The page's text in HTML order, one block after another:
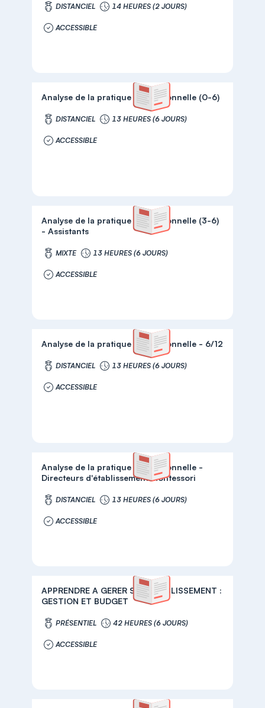
DISTANCIEL 14 HEURES (2 JOURS)
ACCESSIBLE
Analyse de la pratique professionnelle (0-6)
DISTANCIEL 13 HEURES (6 JOURS)
ACCESSIBLE
Analyse de la pratique professionnelle (3-6)
- Assistants
MIXTE 13 HEURES (6 JOURS)
ACCESSIBLE
Analyse de la pratique professionnelle - 6/12
DISTANCIEL 13 HEURES (6 JOURS)
ACCESSIBLE
Analyse de la pratique professionnelle -
Directeurs d'établissement Montessori
DISTANCIEL 13 HEURES (6 JOURS)
ACCESSIBLE
APPRENDRE A GERER SON ETABLISSEMENT :
GESTION ET BUDGET
PRÉSENTIEL 42 HEURES (6 JOURS)
ACCESSIBLE